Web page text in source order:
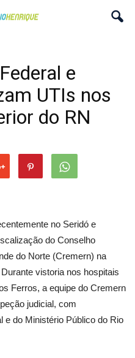
e
UTIs nos
do RN
no Seridó e
do Conselho
do Norte (Cremern) na
vistoria nos hospitais
Ferros, a equipe do Cremern
judicial, com
e do Ministério Público do Rio